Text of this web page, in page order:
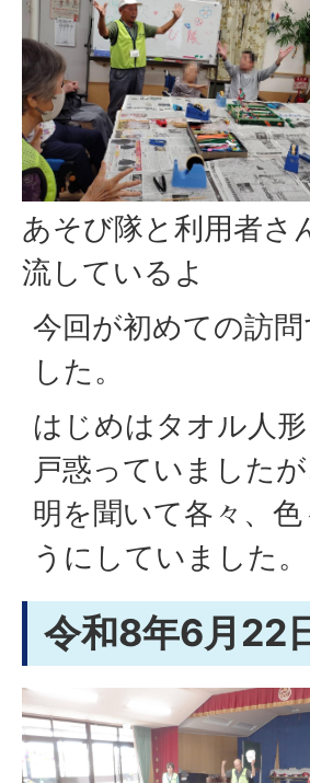
あそび隊と利用者さ
流しているよ
今回が初めての訪
した。
はじめはタオル人
戸惑っていました
明を聞いて各々、
うにしていました。
令和8年6月22